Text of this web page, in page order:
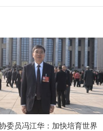
委员冯江华：加快培育世界